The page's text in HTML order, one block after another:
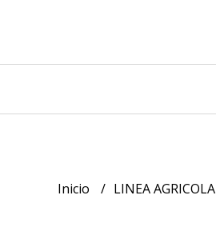
Inicio LINEA AGRICOLA